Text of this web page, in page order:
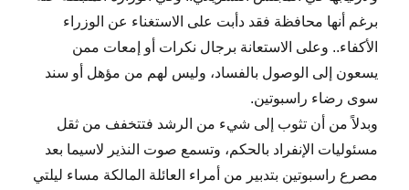
برغم أنها محافظة فقد دأبت على الاستغناء عن الوزراء
الأكفاء.. وعلى الاستعانة برجال نكرات أو إمعات ممن
يسعون إلى الوصول بالفساد، وليس لهم من مؤهل أو سند
سوى رضاء راسبوتين.
وبدلاً من أن تثوب إلى شيء من الرشد فتتخفف من ثقل
مسئوليات الإنفراد بالحكم، وتسمع صوت النذير لاسيما بعد
مصرع راسبوتين بتدبير من أمراء العائلة المالكة مساء ليلتي